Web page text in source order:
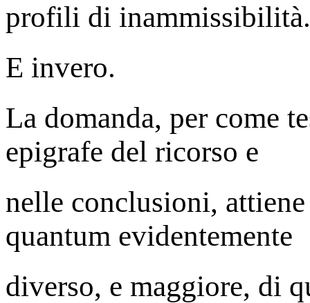
profili di inammissibilità.
E invero.
La domanda, per come
epigrafe del ricorso e
nelle conclusioni,
quantum evidentemente
diverso, e maggiore, di